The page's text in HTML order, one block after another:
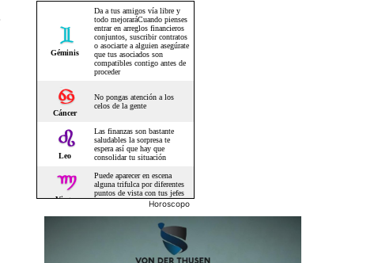
Horoscopo